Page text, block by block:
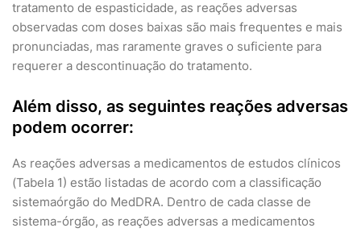
tratamento de espasticidade, as reações adversas
observadas com doses baixas são mais frequentes e mais
pronunciadas, mas raramente graves o suficiente para
requerer a descontinuação do tratamento.
Além disso, as seguintes reações adversas
podem ocorrer:
As reações adversas a medicamentos de estudos clínicos
(Tabela 1) estão listadas de acordo com a classificação
sistemaórgão do MedDRA. Dentro de cada classe de
sistema-órgão, as reações adversas a medicamentos